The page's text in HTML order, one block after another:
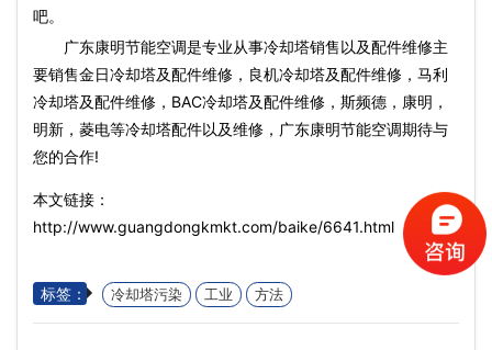
吧。
广东康明节能空调是专业从事冷却塔销售以及配件维修主
要销售金日冷却塔及配件维修，良机冷却塔及配件维修，马利
冷却塔及配件维修，BAC冷却塔及配件维修，斯频德，康明，
明新，菱电等冷却塔配件以及维修，广东康明节能空调期待与
您的合作!
本文链接：
http://www.guangdongkmkt.com/baike/6641.html
标签： 冷却塔污染 工业 方法